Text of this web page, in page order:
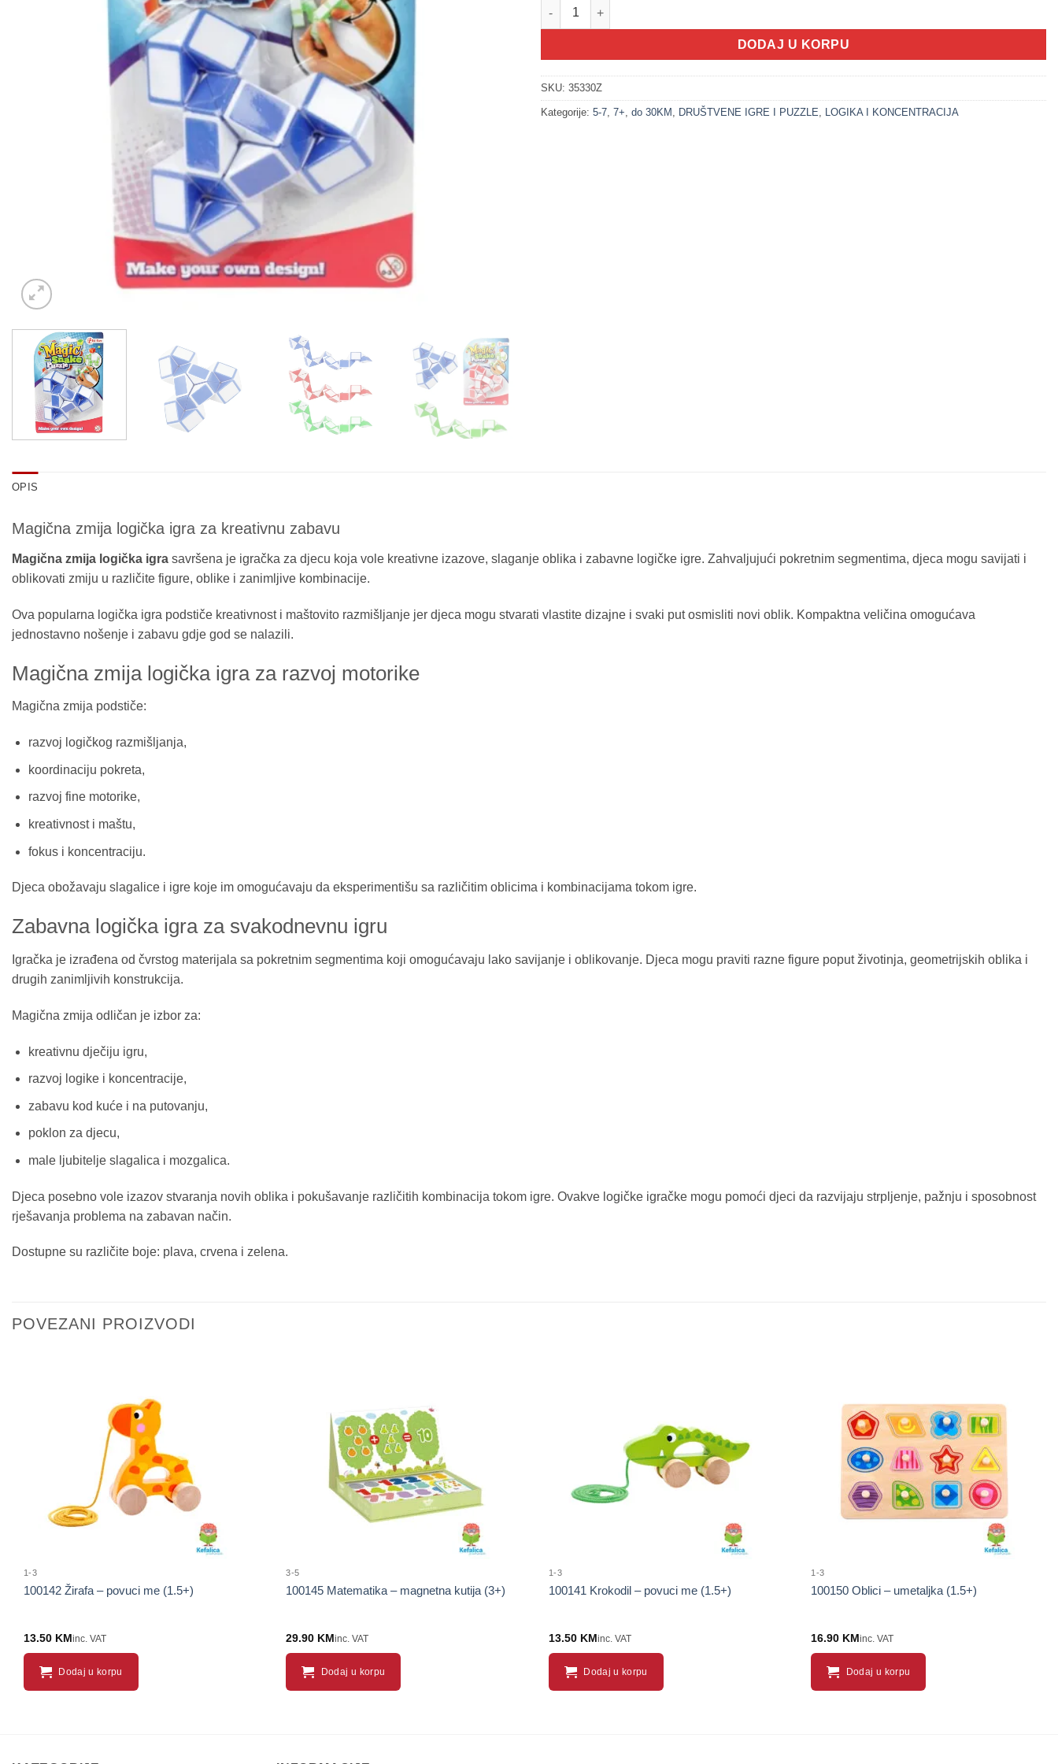
200281-1 Magična zmija - logička igra (plava) količina
DODAJ U KORPU
SKU: 35330Z
Kategorije: 5-7, 7+, do 30KM , DRUŠTVENE IGRE I PUZZLE, LOGIKA I KONCENTRACIJA
OPIS
Magična zmija logička igra za kreativnu zabavu
Magična zmija logička igra savršena je igračka za djecu koja vole kreativne izazove, slaganje oblika i zabavne logičke igre. Zahvaljujući pokretnim segmentima, djeca mogu savijati i
oblikovati zmiju u različite figure, oblike i zanimljive kombinacije.
Ova popularna logička igra podstiče kreativnost i maštovito razmišljanje jer djeca mogu stvarati vlastite dizajne i svaki put osmisliti novi oblik. Kompaktna veličina omogućava
jednostavno nošenje i zabavu gdje god se nalazili.
Magična zmija logička igra za razvoj motorike
Magična zmija podstiče:
razvoj logičkog razmišljanja,
koordinaciju pokreta,
razvoj fine motorike,
kreativnost i maštu,
fokus i koncentraciju.
Djeca obožavaju slagalice i igre koje im omogućavaju da eksperimentišu sa različitim oblicima i kombinacijama tokom igre.
Zabavna logička igra za svakodnevnu igru
Igračka je izrađena od čvrstog materijala sa pokretnim segmentima koji omogućavaju lako savijanje i oblikovanje. Djeca mogu praviti razne figure poput životinja, geometrijskih oblika i
drugih zanimljivih konstrukcija.
Magična zmija odličan je izbor za:
kreativnu dječiju igru,
razvoj logike i koncentracije,
zabavu kod kuće i na putovanju,
poklon za djecu,
male ljubitelje slagalica i mozgalica.
Djeca posebno vole izazov stvaranja novih oblika i pokušavanje različitih kombinacija tokom igre. Ovakve logičke igračke mogu pomoći djeci da razvijaju strpljenje, pažnju i sposobnost
rješavanja problema na zabavan način.
Dostupne su različite boje: plava, crvena i zelena.
POVEZANI PROIZVODI
1-3
100142 Žirafa – povuci me (1.5+)
13.50 KMinc. VAT
Dodaj u korpu
3-5
100145 Matematika – magnetna kutija (3+)
29.90 KMinc. VAT
Dodaj u korpu
1-3
100141 Krokodil – povuci me (1.5+)
13.50 KMinc. VAT
Dodaj u korpu
Sačuvaj
proizvod
1-3
100150 Oblici – umetaljka (1.5+)
16.90 KMinc. VAT
Dodaj u korpu